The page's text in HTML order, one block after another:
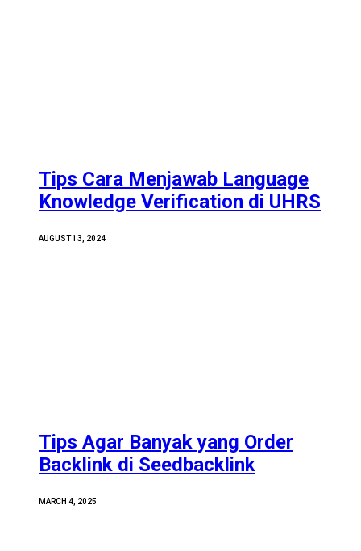
Tips Cara Menjawab Language
Knowledge Verification di UHRS
AUGUST 13, 2024
Tips Agar Banyak yang Order
Backlink di Seedbacklink
MARCH 4, 2025